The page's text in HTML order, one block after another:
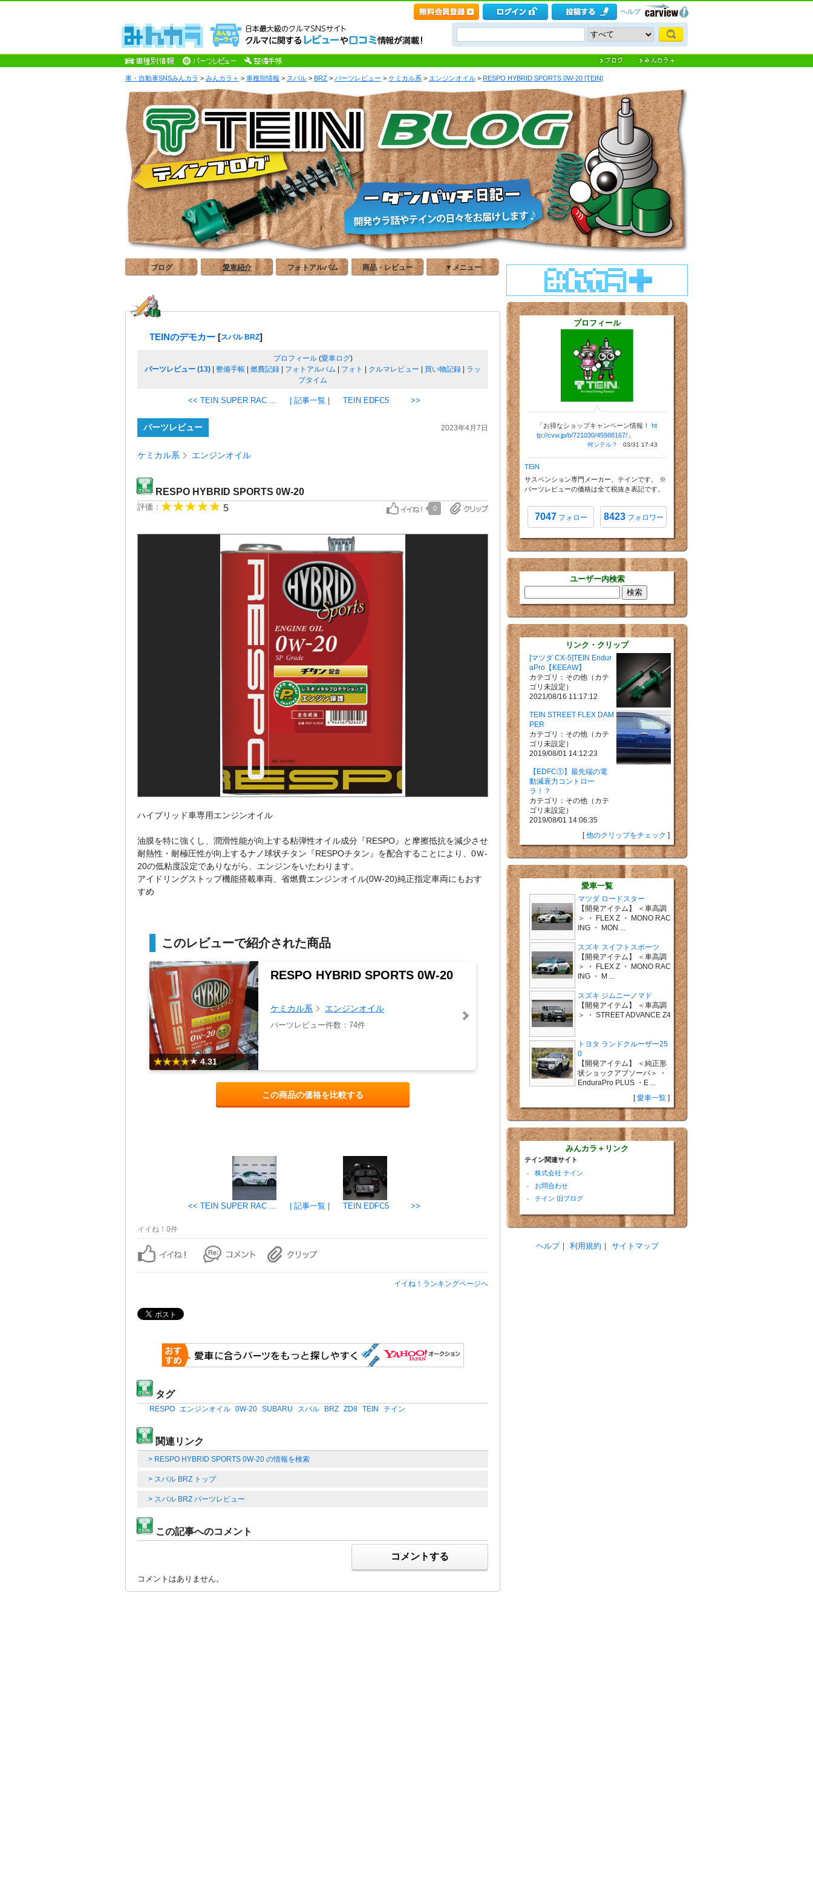
ヘルプ
車・自動車SNSみんカラ > みんカラ＋ > 車種別情報 > スバル > BRZ > パーツレビュー > ケミカル系 > エンジンオイル > RESPO HYBRID SPORTS 0W-20 [TEIN]
ブログ 愛車紹介 フォトアルバム 商品・レビュー ▼メニュー
TEINのデモカー [スバル BRZ]
プロフィール(愛車ログ)
パーツレビュー (13)
整備手帳 燃費記録 フォトアルバム フォト クルマレビュー 買い物記録
ラッ
プタイム
<< TEIN SUPER RAC ... | 記事一覧 | TEIN EDFC5 >>
パーツレビュー 2023年4月7日
ケミカル系 エンジンオイル
RESPO HYBRID SPORTS 0W-20
評価： 5 0
ハイブリッド車専用エンジンオイル
油膜を特に強くし、潤滑性能が向上する粘弾性オイル成分『RESPO』と摩擦抵抗を減少させ
耐熱性・耐極圧性が向上するナノ球状チタン『RESPOチタン』を配合することにより、0Ｗ-
20の低粘度設定でありながら、エンジンをいたわります。
アイドリングストップ機能搭載車両、省燃費エンジンオイル(0W-20)純正指定車両にもおす
すめ
このレビューで紹介された商品
4.31
RESPO HYBRID SPORTS 0W-20
ケミカル系 エンジンオイル
パーツレビュー件数：74件
この商品の価格を比較する
<< TEIN SUPER RAC ... | 記事一覧 | TEIN EDFC5 >>
イイね！0件
イイね！ランキングページへ
タグ
RESPO エンジンオイル 0W-20 SUBARU スバル BRZ ZD8 TEIN テイン
関連リンク
> RESPO HYBRID SPORTS 0W-20 の情報を検索
> スバル BRZ トップ
> スバル BRZ パーツレビュー
この記事へのコメント
コメントする
コメントはありません。
プロフィール
「お得なショップキャンペーン情報！ ht
tp://cvw.jp/b/721030/45988167/ 」
何シテル？ 03/31 17:43
TEIN
サスペンション専門メーカー、テインです。 ※
パーツレビューの価格は全て税抜き表記です。
7047 フォロー 8423フォロワー
ユーザー内検索
リンク・クリップ
[マツダ CX-5]TEIN Endur
aPro【KEEAW】
カテゴリ：その他（カテ
ゴリ未設定）
2021/08/16 11:17:12
TEIN STREET FLEX DAM
PER
カテゴリ：その他（カテ
ゴリ未設定）
2019/08/01 14:12:23
【EDFC①】最先端の電
動減衰力コントロー
ラ！？
カテゴリ：その他（カテ
ゴリ未設定）
2019/08/01 14:06:35
[他のクリップをチェック ]
愛車一覧
マツダ ロードスター
【開発アイテム】 ＜車高調
＞ ・ FLEX Z ・ MONO RAC
ING ・ MON ...
スズキ スイフトスポーツ
【開発アイテム】 ＜車高調
＞ ・ FLEX Z ・ MONO RAC
ING ・ M ...
スズキ ジムニーノマド
【開発アイテム】 ＜車高調
＞ ・ STREET ADVANCE Z4
トヨタ ランドクルーザー25
0
【開発アイテム】 ＜純正形
状ショックアブソーバ＞ ・
EnduraPro PLUS ・E ...
[愛車一覧 ]
みんカラ＋リンク
テイン関連サイト
株式会社 テイン
お問合わせ
テイン 旧ブログ
ヘルプ｜ 利用規約 ｜ サイトマップ